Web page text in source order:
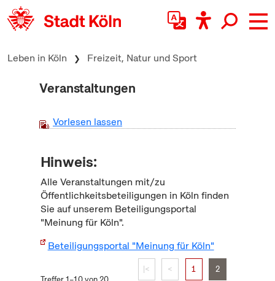
zum Inhalt springen
Leben in Köln Freizeit, Natur und Sport
Veranstaltungen
Vorlesen lassen
Hinweis:
Alle Veranstaltungen mit/zu
Öffentlichkeitsbeteiligungen in Köln finden
Sie auf unserem Beteiligungsportal
"Meinung für Köln".
Beteiligungsportal "Meinung für Köln"
|< < 1 2